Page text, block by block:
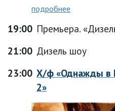
подробнее
19:00 Премьера.
21:00 Дизель шоу
23:00 Х/ф «Однажды в
2»